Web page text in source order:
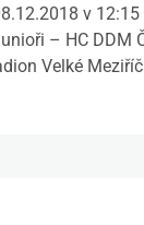
v 12:15
– HC DDM
Velké